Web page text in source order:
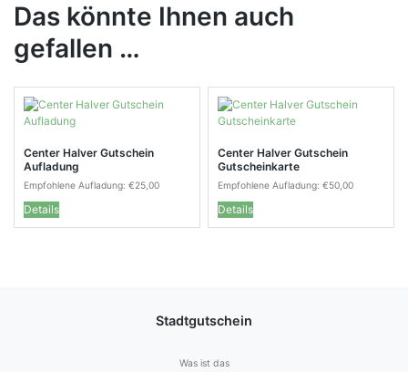
Das könnte Ihnen auch
gefallen …
Center Halver Gutschein
Aufladung
Empfohlene Aufladung: €25,00
Details
Center Halver Gutschein
Gutscheinkarte
Empfohlene Aufladung: €50,00
Details
Stadtgutschein
Was ist das